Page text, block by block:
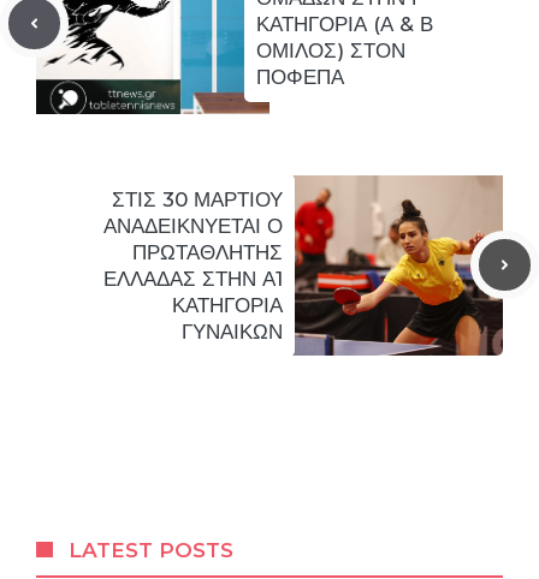
ΚΑΤΗΓΟΡΙΑ (Α & Β
ΟΜΙΛΟΣ) ΣΤΟΝ
ΠΟΦΕΠΑ
ΣΤΙΣ 30 ΜΑΡΤΙΟΥ
ΑΝΑΔΕΙΚΝΥΕΤΑΙ Ο
ΠΡΩΤΑΘΛΗΤΗΣ
ΕΛΛΑΔΑΣ ΣΤΗΝ Α1
ΚΑΤΗΓΟΡΙΑ
ΓΥΝΑΙΚΩΝ
LATEST POSTS